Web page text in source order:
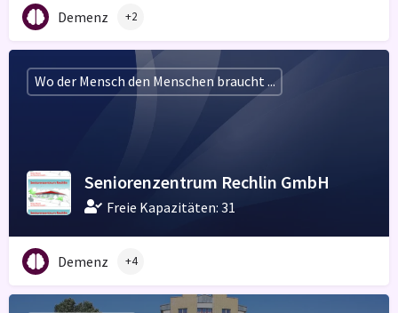
Demenz +2
Seniorenzentrum Rechlin GmbH
Freie Kapazitäten: 31
Wo der Mensch den Menschen braucht ...
Demenz +4